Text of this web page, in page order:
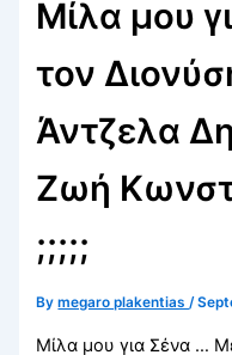
Μίλα μου
τον
Άντζελα
Ζωή
;;;;;
Bymegaro plakentias/
Μίλα μου για Σένα …